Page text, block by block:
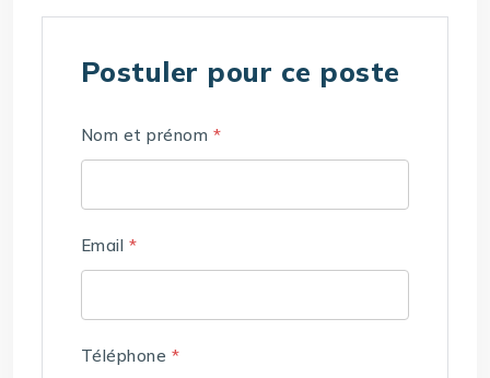
Postuler pour ce poste
Nom et prénom *
Email *
Téléphone *